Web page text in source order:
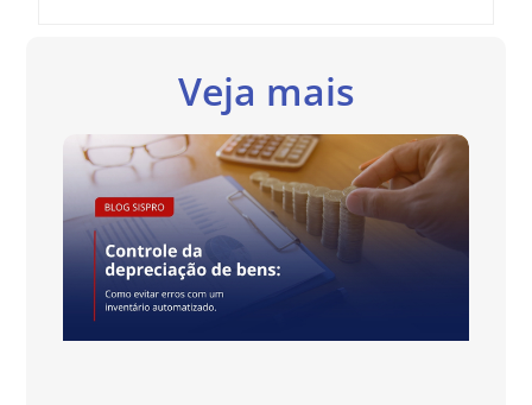
Veja mais